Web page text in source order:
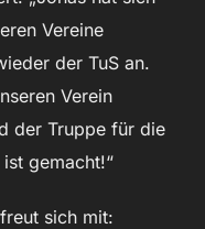
Vereine
der TuS an.
Verein
der Truppe für die
gemacht!“
freut sich mit: